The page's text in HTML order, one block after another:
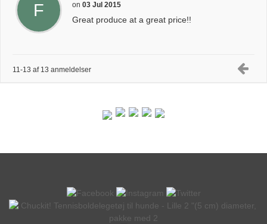
F
on 03 Jul 2015
Great produce at a great price!!
11-13 af 13 anmeldelser